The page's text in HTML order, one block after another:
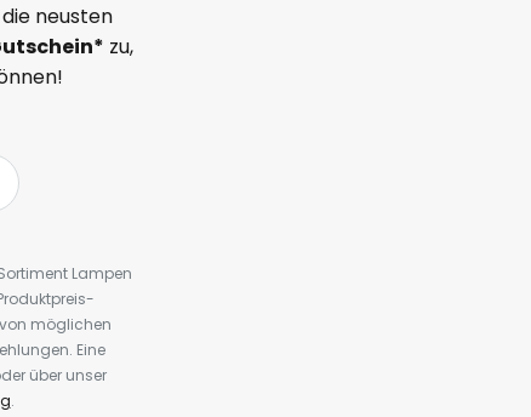
neusten
zu,
Lampen
möglichen
Eine
über unser
.